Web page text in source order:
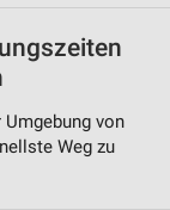
von
Weg zu